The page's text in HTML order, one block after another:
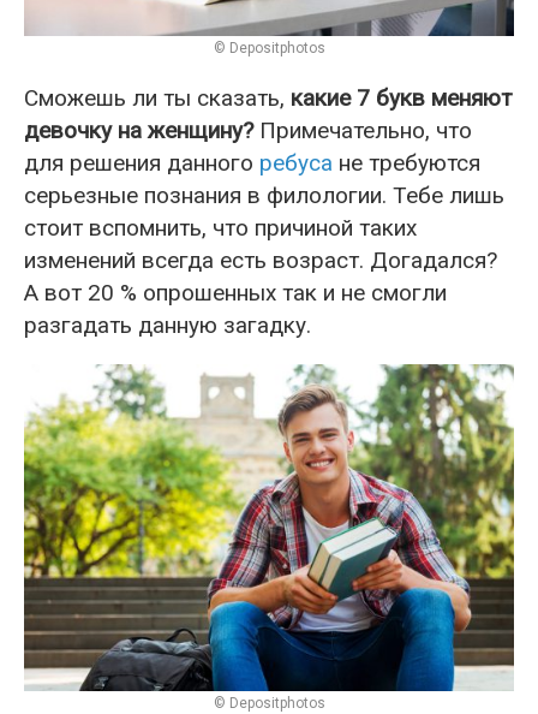
© Depositphotos
Сможешь ли ты сказать, какие 7 букв меняют
девочку на женщину?Примечательно, что
для решения данного ребуса не требуются
серьезные познания в филологии. Тебе лишь
стоит вспомнить, что причиной таких
изменений всегда есть возраст. Догадался?
А вот 20 % опрошенных так и не смогли
разгадать данную загадку.
© Depositphotos